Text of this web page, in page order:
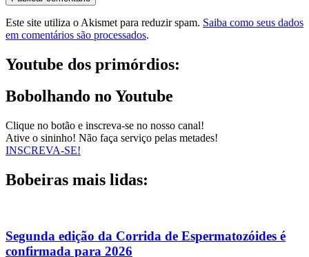
Este site utiliza o Akismet para reduzir spam. Saiba como seus dados
em comentários são processados.
Youtube dos primórdios:
Bobolhando no Youtube
Clique no botão e inscreva-se no nosso canal!
Ative o sininho! Não faça serviço pelas metades!
INSCREVA-SE!
Bobeiras mais lidas:
Segunda edição da Corrida de Espermatozóides é
confirmada para 2026